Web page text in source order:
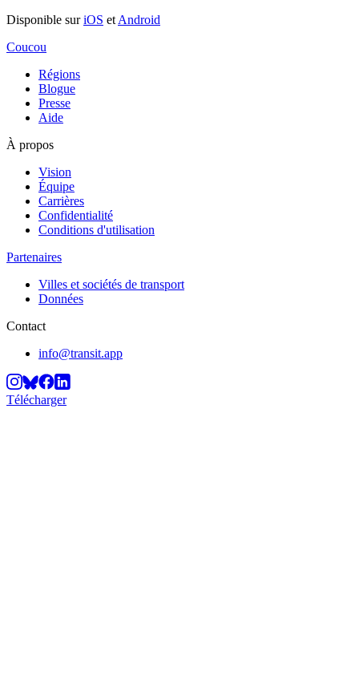
Disponible suriOS et Android
Coucou
Régions
Blogue
Presse
Aide
À propos
Vision
Équipe
Carrières
Confidentialité
Conditions d'utilisation
Partenaires
Villes et sociétés de transport
Données
Contact
info@transit.app
Télécharger